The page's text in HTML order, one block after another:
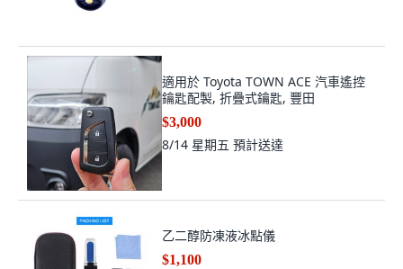
適用於 Toyota TOWN ACE 汽車遙控
鑰匙配製, 折疊式鑰匙, 豐田
$3,000
8/14 星期五 預計送達
乙二醇防凍液冰點儀
$1,100